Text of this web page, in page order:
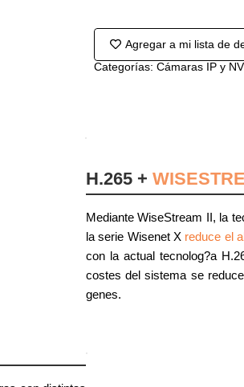
Agregar a mi lista de
Categorías: Cámaras IP y
H.265 +
Mediante WiseStream II, la
la serie Wisenet X reduce el
con la actual tecnolog?a
costes del sistema se
genes.